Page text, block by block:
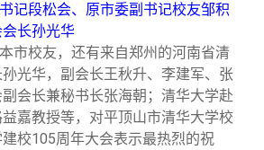
记段松会、原市委副书记校友邹积
长孙光华
市校友，还有来自郑州的河南省清
光华，副会长王秋升、李建军、张
会长兼秘书长张海朝；清华大学赴
嘉教授等，对平顶山市清华大学校
校105周年大会表示最热烈的祝